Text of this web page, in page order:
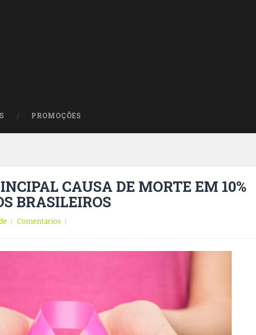
PROMOÇÕES
CAUSA DE MORTE EM 10%
BRASILEIROS
Comentarios